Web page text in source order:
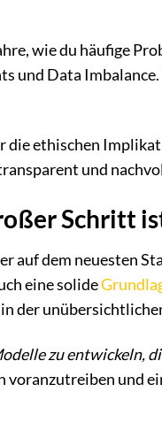
wie du häufige
und Data
die ethischen
und
Schritt
auf dem neuesten
eine solide
in der
zu entwickeln,
und